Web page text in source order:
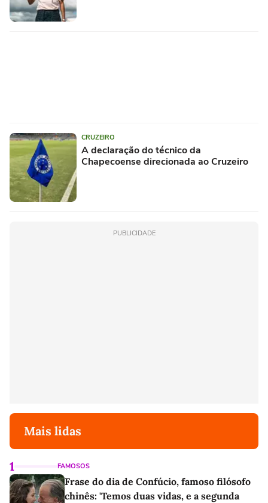
CRUZEIRO
A declaração do técnico da
Chapecoense direcionada ao Cruzeiro
PUBLICIDADE
Mais lidas
1 FAMOSOS
Frase do dia de Confúcio, famoso filósofo
chinês: 'Temos duas vidas, e a segunda